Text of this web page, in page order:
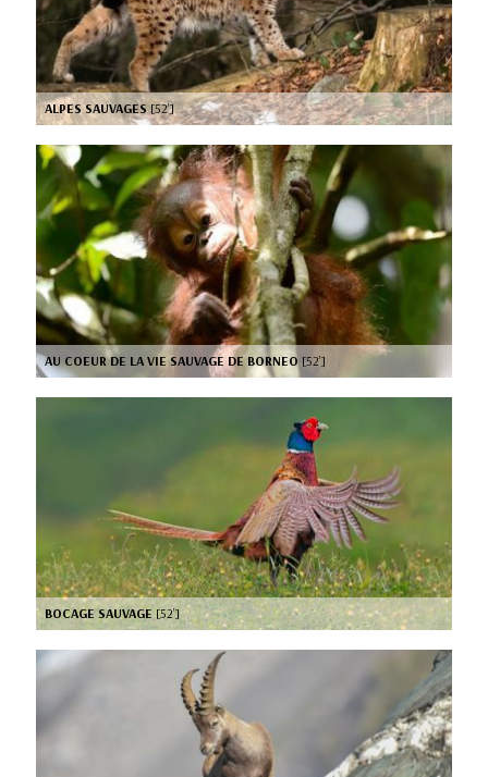
ALPES SAUVAGES[52’]
AU COEUR DE LA VIE SAUVAGE DE BORNEO [52’]
BOCAGE SAUVAGE[52’]